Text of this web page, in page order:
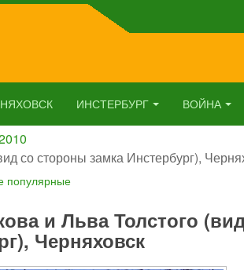
ИНСТЕРБУРГ ВОЙНА
со стороны замка Инстербург),
популярные
и Льва Толстого
Черняховск